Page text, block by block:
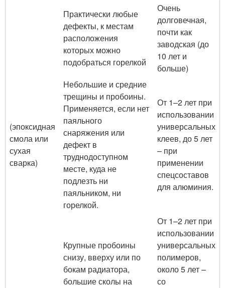
Практически любые
дефекты, к местам
расположения
которых можно
подобраться горелкой
Очень
долговечная,
почти как
заводская (до
10 лет и
больше)
(эпоксидная
смола или
сухая
сварка)
Небольшие и средние
трещины и пробоины.
Применяется, если нет
паяльного
снаряжения или
дефект в
труднодоступном
месте, куда не
подлезть ни
паяльником, ни
горелкой.
От 1–2 лет при
использовании
универсальных
клеев, до 5 лет
– при
применении
спецсоставов
для алюминия.
Крупные пробоины
снизу, вверху или по
бокам радиатора,
большие сколы на
От 1–2 лет при
использовании
универсальных
полимеров,
около 5 лет –
со